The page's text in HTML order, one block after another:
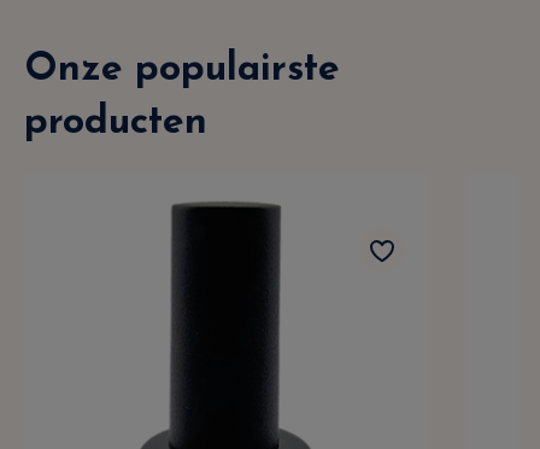
Onze populairste
producten